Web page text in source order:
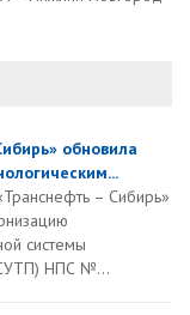
обновила
– Сибирь»
системы
НПС №...